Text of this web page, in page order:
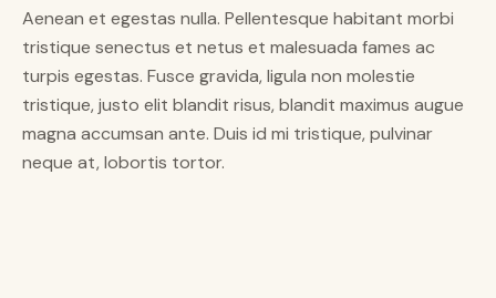
Aenean et egestas nulla. Pellentesque habitant morbi
tristique senectus et netus et malesuada fames ac
turpis egestas. Fusce gravida, ligula non molestie
tristique, justo elit blandit risus, blandit maximus augue
magna accumsan ante. Duis id mi tristique, pulvinar
neque at, lobortis tortor.